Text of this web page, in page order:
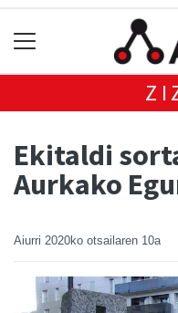
Ekitaldi
Aurkako
Aiurri 2020ko otsailaren 10a